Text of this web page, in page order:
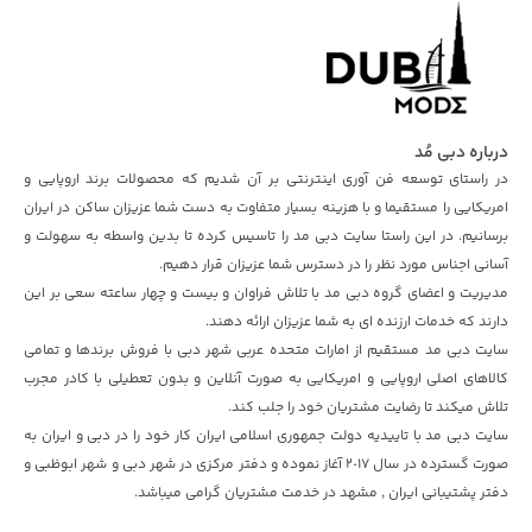
درباره دبی مُد
در راستای توسعه فن آوری اینترنتی بر آن شدیم که محصولات برند اروپایی و
امریکایی را مستقیما و با هزینه بسیار متفاوت به دست شما عزیزان ساکن در ایران
برسانیم. در این راستا سایت دبی مد را تاسیس کرده تا بدین واسطه به سهولت و
آسانی اجناس مورد نظر را در دسترس شما عزیزان قرار دهیم.
مدیریت و اعضای گروه دبی مد با تلاش فراوان و بیست و چهار ساعته سعی بر این
دارند که خدمات ارزنده ای به شما عزیزان ارائه دهند.
سایت دبی مد مستقیم از امارات متحده عربی شهر دبی با فروش برندها و تمامی
کالاهای اصلی اروپایی و امریکایی به صورت آنلاین و بدون تعطیلی با کادر مجرب
تلاش میکند تا رضایت مشتریان خود را جلب کند.
سایت دبی مد با تاییدیه دولت جمهوری اسلامی ایران کار خود را در دبی و ایران به
صورت گسترده در سال ٢٠١۷ آغاز نموده و دفتر مرکزی در شهر دبی و شهر ابوظبی و
دفتر پشتیبانی ایران , مشهد در خدمت مشتریان گرامی میباشد.